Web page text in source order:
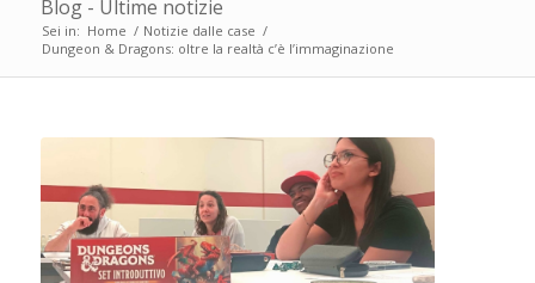
Blog - Ultime notizie
Sei in: Home / Notizie dalle case /
Dungeon & Dragons: oltre la realtà c’è l’immaginazione